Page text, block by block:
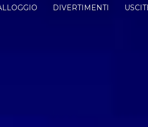
DIVERTIMENTI